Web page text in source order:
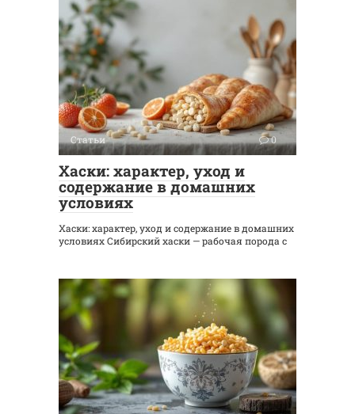
Статьи 0
Хаски: характер, уход и
содержание в домашних
условиях
Хаски: характер, уход и содержание в домашних
условиях Сибирский хаски — рабочая порода с